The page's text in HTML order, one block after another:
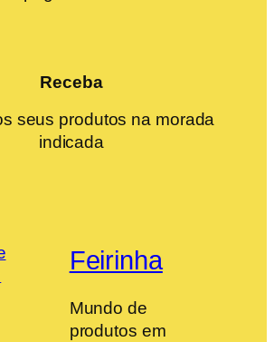
Receba
seus produtos na morada
indicada
Feirinha
Mundo de
produtos em